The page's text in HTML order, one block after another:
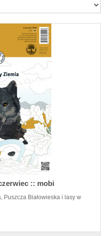
:: mobi
Puszcza Białowieska i lasy w